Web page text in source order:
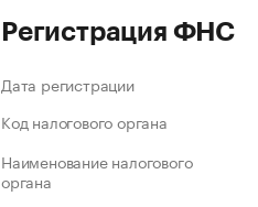
Регистрация ФНС
Дата регистрации
Код налогового органа
Наименование налогового
органа